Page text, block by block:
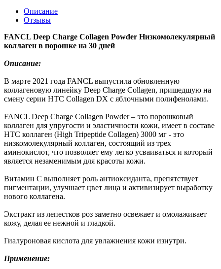
Описание
Отзывы
FANCL Deep Charge Collagen Powder Низкомолекулярный
коллаген в порошке на 30 дней
Описание:
В марте 2021 года FANCL выпустила обновленную
коллагеновую линейку Deep Charge Collagen, пришедшую на
смену серии HTC Collagen DX с яблочными полифенолами.
FANCL Deep Charge Collagen Powder – это порошковый
коллаген для упругости и эластичности кожи, имеет в составе
HTC коллаген (High Tripeptide Collagen) 3000 мг - это
низкомолекулярный коллаген, состоящий из трех
аминокислот, что позволяет ему легко усваиваться и который
является незаменимым для красоты кожи.
Витамин С выполняет роль антиоксиданта, препятствует
пигментации, улучшает цвет лица и активизирует выработку
нового коллагена.
Экстракт из лепестков роз заметно освежает и омолаживает
кожу, делая ее нежной и гладкой.
Гиалуроновая кислота для увлажнения кожи изнутри.
Применение: